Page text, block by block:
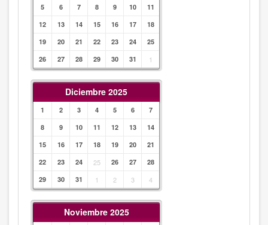
5
6 7 8 9 10
11
12
13 14 15 16 17
18
19
20 21 22 23 24
25
26
27 28 29 30 31 1
Diciembre 2025
1 2 3 4 5 6
7
8
9 10 11 12 13
14
15
16 17 18 19 20
21
22
23 24 25 26 27
28
29
30 31 1 2 3 4
Noviembre 2025